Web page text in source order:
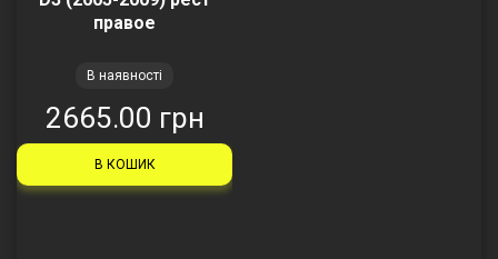
правое
В наявності
2665.00 грн
В КОШИК